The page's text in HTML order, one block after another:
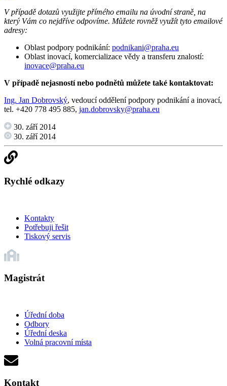
V případě dotazů využijte přímého emailu na úvodní straně, na
který Vám co nejdříve odpovíme. Můžete rovněž využít tyto emailové
adresy:
Oblast podpory podnikání: podnikani@praha.eu
Oblast inovací, komercializace vědy a transferu znalostí:
inovace@praha.eu
V případě nejasností nebo podnětů můžete také kontaktovat:
Ing. Jan Dobrovský, vedoucí oddělení podpory podnikání a inovací,
tel. +420 778 495 885, jan.dobrovsky@praha.eu
30. září 2014
30. září 2014
Rychlé odkazy
Kontakty
Potřebuji řešit
Tiskový servis
Magistrát
Úřední doba
Odbory
Úřední deska
Volná pracovní místa
Kontakt